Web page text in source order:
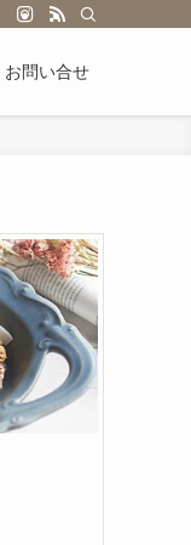
お問い合せ